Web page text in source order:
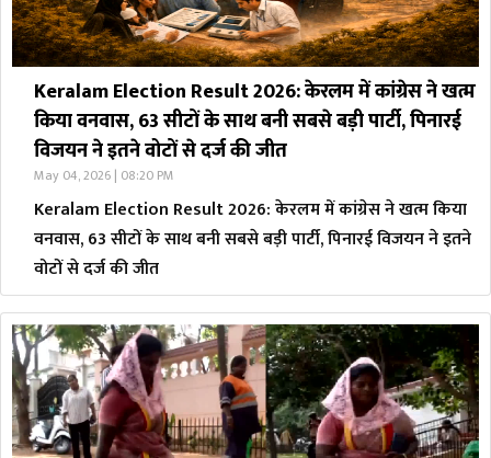
Keralam Election Result 2026: केरलम में कांग्रेस ने खत्म
किया वनवास, 63 सीटों के साथ बनी सबसे बड़ी पार्टी, पिनारई
विजयन ने इतने वोटों से दर्ज की जीत
May 04, 2026 | 08:20 PM
Keralam Election Result 2026: केरलम में कांग्रेस ने खत्म किया
वनवास, 63 सीटों के साथ बनी सबसे बड़ी पार्टी, पिनारई विजयन ने इतने
वोटों से दर्ज की जीत